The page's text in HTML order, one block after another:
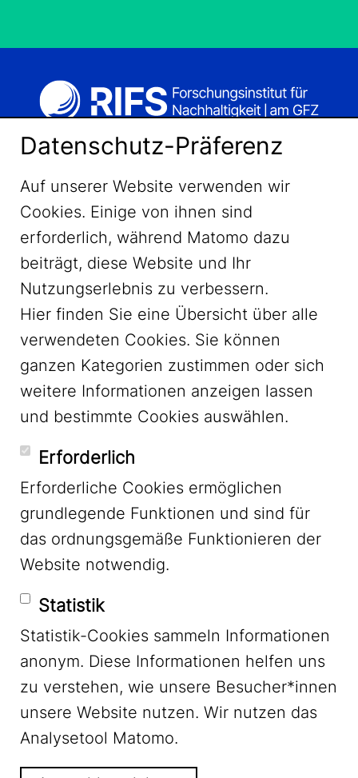
LinkedIn
YouTube
Mastodon
Footer Menu Impressum
Datenschutz-Präferenz
Auf unserer Website verwenden wir
Cookies. Einige von ihnen sind
erforderlich, während Matomo dazu
beiträgt, diese Website und Ihr
Nutzungserlebnis zu verbessern.
Hier finden Sie eine Übersicht über alle
verwendeten Cookies. Sie können
ganzen Kategorien zustimmen oder sich
weitere Informationen anzeigen lassen
und bestimmte Cookies auswählen.
Erforderlich
Erforderliche Cookies ermöglichen
grundlegende Funktionen und sind für
das ordnungsgemäße Funktionieren der
Website notwendig.
Statistik
Statistik-Cookies sammeln Informationen
anonym. Diese Informationen helfen uns
zu verstehen, wie unsere Besucher*innen
unsere Website nutzen. Wir nutzen das
Analysetool Matomo.